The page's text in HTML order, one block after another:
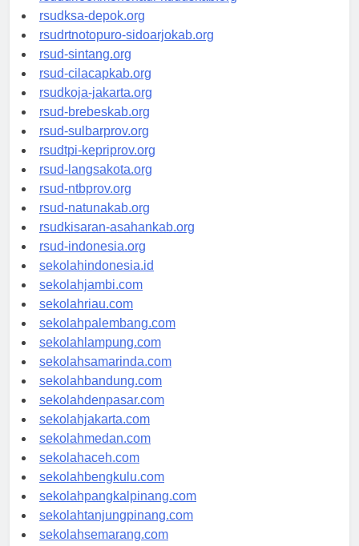
rsuddrloekmonohadi-kuduskab.org
rsudksa-depok.org
rsudrtnotopuro-sidoarjokab.org
rsud-sintang.org
rsud-cilacapkab.org
rsudkoja-jakarta.org
rsud-brebeskab.org
rsud-sulbarprov.org
rsudtpi-kepriprov.org
rsud-langsakota.org
rsud-ntbprov.org
rsud-natunakab.org
rsudkisaran-asahankab.org
rsud-indonesia.org
sekolahindonesia.id
sekolahjambi.com
sekolahriau.com
sekolahpalembang.com
sekolahlampung.com
sekolahsamarinda.com
sekolahbandung.com
sekolahdenpasar.com
sekolahjakarta.com
sekolahmedan.com
sekolahaceh.com
sekolahbengkulu.com
sekolahpangkalpinang.com
sekolahtanjungpinang.com